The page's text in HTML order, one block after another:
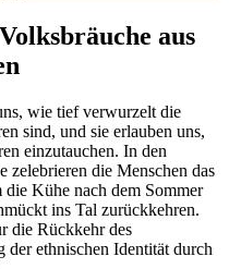
aus
wie​ tief verwurzelt die
sind,‍ und sie erlauben uns,
einzutauchen. In den
zelebrieren‍ die Menschen ⁢das
Kühe nach ‌dem Sommer
ins Tal zurückkehren.
die⁣ Rückkehr des
der ethnischen Identität durch